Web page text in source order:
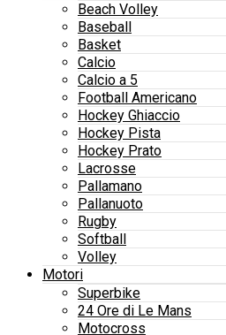
Beach Volley
Baseball
Basket
Calcio
Calcio a 5
Football Americano
Hockey Ghiaccio
Hockey Pista
Hockey Prato
Lacrosse
Pallamano
Pallanuoto
Rugby
Softball
Volley
Motori
Superbike
24 Ore di Le Mans
Motocross